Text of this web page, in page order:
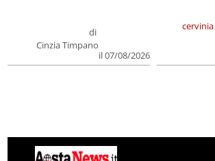
di
Cinzia Timpano
il 07/08/2026
cervinia